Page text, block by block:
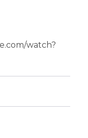
watch?